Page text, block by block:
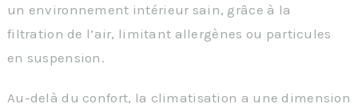
un environnement intérieur sain, grâce à la
filtration de l’air, limitant allergènes ou particules
en suspension.
Au-delà du confort, la climatisation a une dimension